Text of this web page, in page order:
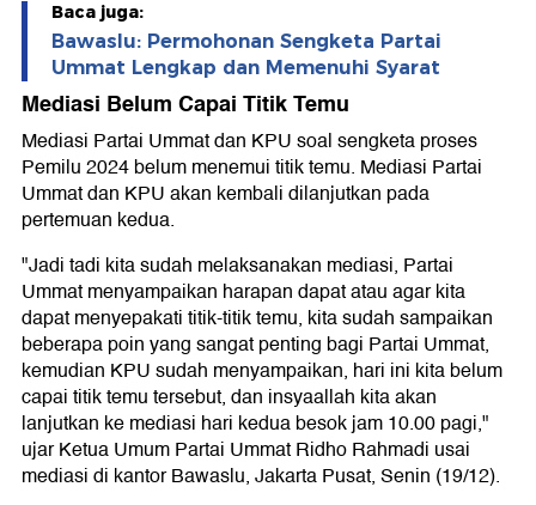
Baca juga:
Bawaslu: Permohonan Sengketa Partai
Ummat Lengkap dan Memenuhi Syarat
Mediasi Belum Capai Titik Temu
Mediasi Partai Ummat dan KPU soal sengketa proses
Pemilu 2024 belum menemui titik temu. Mediasi Partai
Ummat dan KPU akan kembali dilanjutkan pada
pertemuan kedua.
"Jadi tadi kita sudah melaksanakan mediasi, Partai
Ummat menyampaikan harapan dapat atau agar kita
dapat menyepakati titik-titik temu, kita sudah sampaikan
beberapa poin yang sangat penting bagi Partai Ummat,
kemudian KPU sudah menyampaikan, hari ini kita belum
capai titik temu tersebut, dan insyaallah kita akan
lanjutkan ke mediasi hari kedua besok jam 10.00 pagi,"
ujar Ketua Umum Partai Ummat Ridho Rahmadi usai
mediasi di kantor Bawaslu, Jakarta Pusat, Senin (19/12).